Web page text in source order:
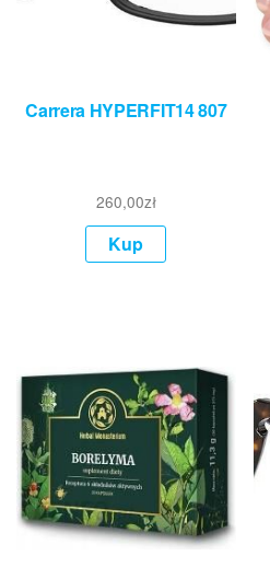
Carrera HYPERFIT14 807
260,00zł
Kup